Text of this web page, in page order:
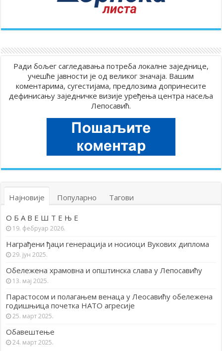
Ради бољег сагледавања потреба локалне заједнице,
учешће јавности је од великог значаја. Вашим
коментарима, сугестијама, предлозима допринесите
дефинисању заједничке визије уређења центра насеља
Лепосавић.
Најновије Популарно Тагови
О Б А В Е Ш Т Е Њ Е
19. фебруар 2026.
Награђени ђаци генерација и носиоци Вукових диплома
29. јун 2025.
Обележена храмовна и општинска слава у Лепосавићу
13. мај 2025.
Парастосом и полагањем венаца у Леосавићу обележена
годишњица почетка НАТО агресије
25. март 2025.
Обавештење
24. март 2025.